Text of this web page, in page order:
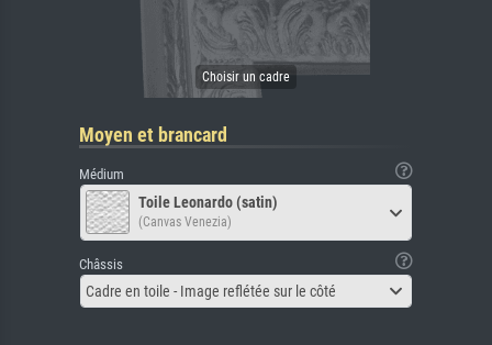
Moyen et brancard
Médium
Toile Leonardo (satin)
(Canvas Venezia)
Châssis
Cadre en toile - Image reflétée sur le côté